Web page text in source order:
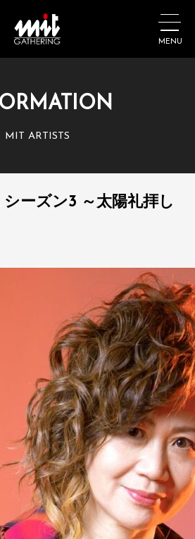
MENU
MIT ARTISTS
ーズン3 ～太陽礼拝し